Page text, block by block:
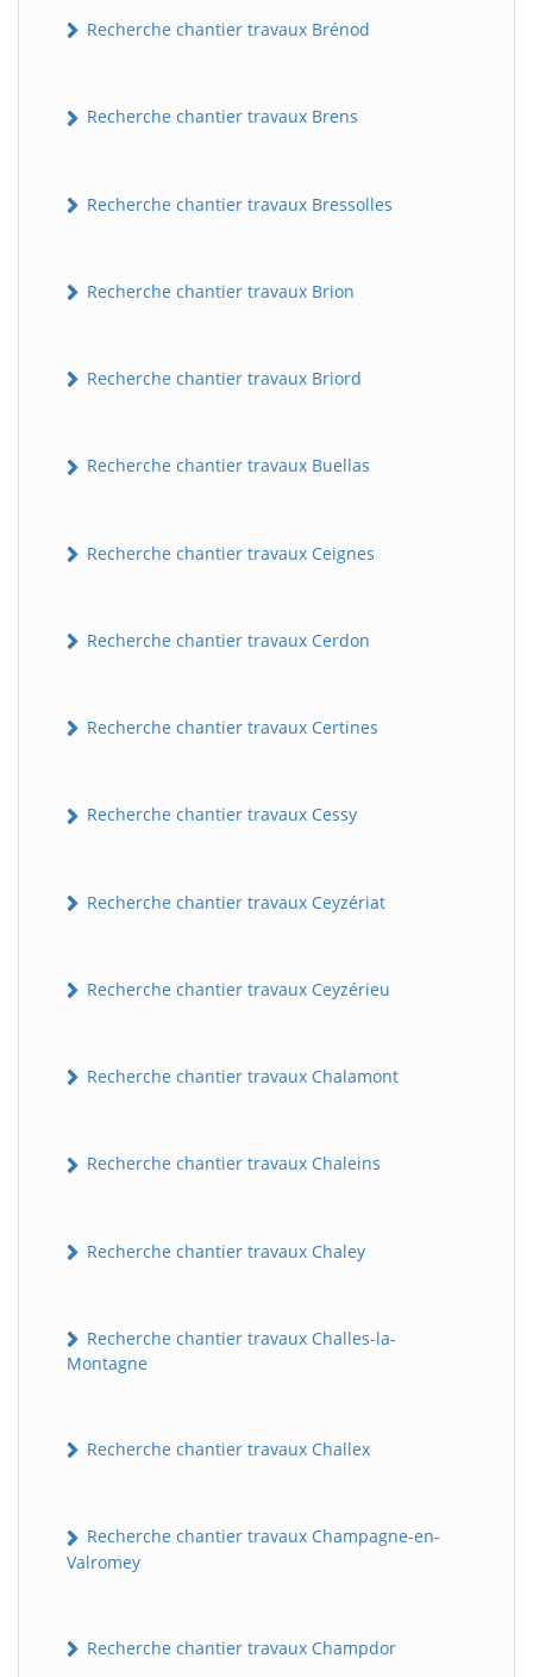
Recherche chantier travaux Brénod
Recherche chantier travaux Brens
Recherche chantier travaux Bressolles
Recherche chantier travaux Brion
Recherche chantier travaux Briord
Recherche chantier travaux Buellas
Recherche chantier travaux Ceignes
Recherche chantier travaux Cerdon
Recherche chantier travaux Certines
Recherche chantier travaux Cessy
Recherche chantier travaux Ceyzériat
Recherche chantier travaux Ceyzérieu
Recherche chantier travaux Chalamont
Recherche chantier travaux Chaleins
Recherche chantier travaux Chaley
Recherche chantier travaux Challes-la-
Montagne
Recherche chantier travaux Challex
Recherche chantier travaux Champagne-en-
Valromey
Recherche chantier travaux Champdor